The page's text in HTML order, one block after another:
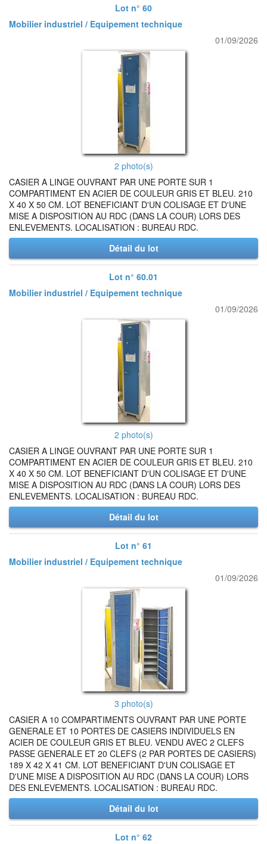
Lot n° 60
Mobilier industriel / Equipement technique
01/09/2026
2 photo(s)
CASIER A LINGE OUVRANT PAR UNE PORTE SUR 1
COMPARTIMENT EN ACIER DE COULEUR GRIS ET BLEU. 210
X 40 X 50 CM. LOT BENEFICIANT D'UN COLISAGE ET D'UNE
MISE A DISPOSITION AU RDC (DANS LA COUR) LORS DES
ENLEVEMENTS. LOCALISATION : BUREAU RDC.
Détail du lot
Lot n° 60.01
Mobilier industriel / Equipement technique
01/09/2026
2 photo(s)
CASIER A LINGE OUVRANT PAR UNE PORTE SUR 1
COMPARTIMENT EN ACIER DE COULEUR GRIS ET BLEU. 210
X 40 X 50 CM. LOT BENEFICIANT D'UN COLISAGE ET D'UNE
MISE A DISPOSITION AU RDC (DANS LA COUR) LORS DES
ENLEVEMENTS. LOCALISATION : BUREAU RDC.
Détail du lot
Lot n° 61
Mobilier industriel / Equipement technique
01/09/2026
3 photo(s)
CASIER A 10 COMPARTIMENTS OUVRANT PAR UNE PORTE
GENERALE ET 10 PORTES DE CASIERS INDIVIDUELS EN
ACIER DE COULEUR GRIS ET BLEU. VENDU AVEC 2 CLEFS
PASSE GENERALE ET 20 CLEFS (2 PAR PORTES DE CASIERS)
189 X 42 X 41 CM. LOT BENEFICIANT D'UN COLISAGE ET
D'UNE MISE A DISPOSITION AU RDC (DANS LA COUR) LORS
DES ENLEVEMENTS. LOCALISATION : BUREAU RDC.
Détail du lot
Lot n° 62